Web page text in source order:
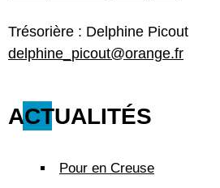
Trésorière : Delphine Picout
delphine_picout@orange.fr
ACTUALITÉS
Pour en Creuse